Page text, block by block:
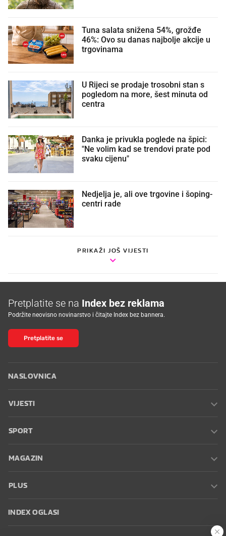
Tuna salata snižena 54%, grožđe
46%: Ovo su danas najbolje akcije u
trgovinama
U Rijeci se prodaje trosobni stan s
pogledom na more, šest minuta od
centra
Danka je privukla poglede na špici:
"Ne volim kad se trendovi prate pod
svaku cijenu"
Nedjelja je, ali ove trgovine i šoping-
centri rade
PRIKAŽI JOŠ VIJESTI
Pretplatite se na Index bez reklama
Podržite neovisno novinarstvo i čitajte Index bez bannera.
Pretplatite se
NASLOVNICA
VIJESTI
SPORT
MAGAZIN
PLUS
INDEX OGLASI